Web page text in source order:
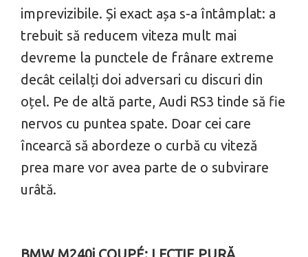
imprevizibile. Și exact așa s-a întâmplat: a
trebuit să reducem viteza mult mai
devreme la punctele de frânare extreme
decât ceilalți doi adversari cu discuri din
oțel. Pe de altă parte, Audi RS3 tinde să fie
nervos cu puntea spate. Doar cei care
încearcă să abordeze o curbă cu viteză
prea mare vor avea parte de o subvirare
urâtă.
BMW M240i COUPÉ: LECȚIE PURĂ